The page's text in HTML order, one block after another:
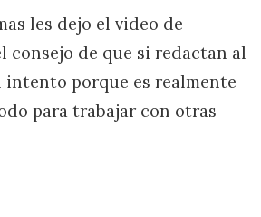
les dejo el video de
consejo de que si redactan al
intento porque es realmente
para trabajar con otras